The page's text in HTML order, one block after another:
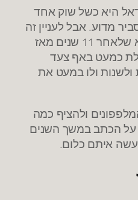
היא כשל שוק אחד
מדוע. אבל לעניין זה
הוקמה המנהלת, ומפליא שלאחר 11 שנים מאז
כמעט באף צעד
ולו במעט את
ולהציף כמה
על הכתב במשך השנים
איתם כלום.